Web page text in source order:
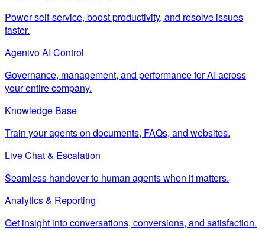
Power self-service, boost productivity, and resolve issues
faster.
Agenivo AI Control
Governance, management, and performance for AI across
your entire company.
Knowledge Base
Train your agents on documents, FAQs, and websites.
Live Chat & Escalation
Seamless handover to human agents when it matters.
Analytics & Reporting
Get insight into conversations, conversions, and satisfaction.